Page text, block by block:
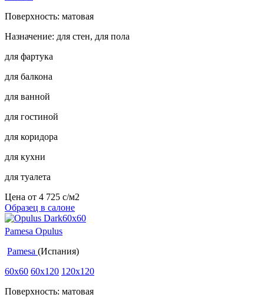
Поверхность: матовая
Назначение: для стен, для пола
для фартука
для балкона
для ванной
для гостиной
для коридора
для кухни
для туалета
Цена от 4 725 c/м2
Образец в салоне
Pamesa Opulus
Pamesa (Испания)
60x60 60x120 120x120
Поверхность: матовая